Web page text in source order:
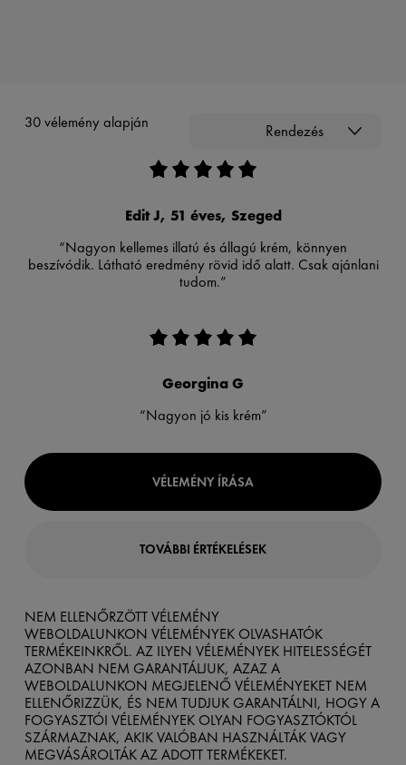
30 vélemény alapján Rendezés
Edit J, 51 éves, Szeged
“Nagyon kellemes illatú és állagú krém, könnyen
beszívódik. Látható eredmény rövid idő alatt. Csak ajánlani
tudom.”
Georgina G
“Nagyon jó kis krém”
VÉLEMÉNY ÍRÁSA
TOVÁBBI ÉRTÉKELÉSEK
NEM ELLENŐRZÖTT VÉLEMÉNY
WEBOLDALUNKON VÉLEMÉNYEK OLVASHATÓK
TERMÉKEINKRŐL. AZ ILYEN VÉLEMÉNYEK HITELESSÉGÉT
AZONBAN NEM GARANTÁLJUK, AZAZ A
WEBOLDALUNKON MEGJELENŐ VÉLEMÉNYEKET NEM
ELLENŐRIZZÜK, ÉS NEM TUDJUK GARANTÁLNI, HOGY A
FOGYASZTÓI VÉLEMÉNYEK OLYAN FOGYASZTÓKTÓL
SZÁRMAZNAK, AKIK VALÓBAN HASZNÁLTÁK VAGY
MEGVÁSÁROLTÁK AZ ADOTT TERMÉKEKET.